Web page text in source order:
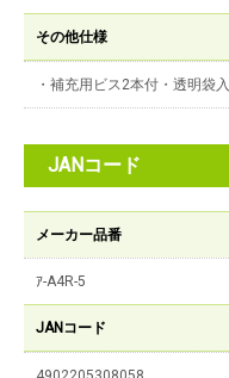
その他仕様
・補充用ビス2本付・透明袋入
JANコード
メーカー品番
ｱ-A4R-5
JANコード